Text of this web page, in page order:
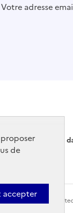
de
accepter
adresse
générale de